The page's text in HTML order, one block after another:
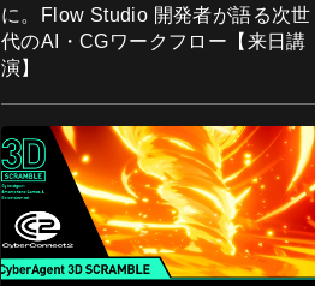
に。Flow Studio 開発者が語る次世
代のAI・CGワークフロー【来日講
演】